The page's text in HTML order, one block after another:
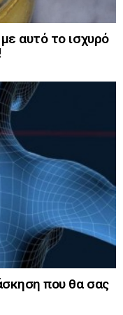
αυτό το ισχυρό
που θα σας